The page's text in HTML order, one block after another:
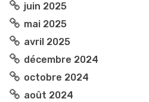
juin 2025
mai 2025
avril 2025
décembre 2024
octobre 2024
août 2024